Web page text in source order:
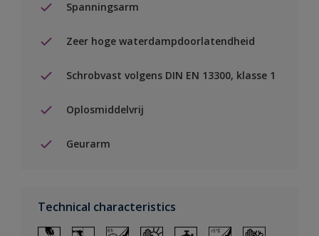
Spanningsarm
Zeer hoge waterdampdoorlatendheid
Schrobvast volgens DIN EN 13300, klasse 1
Oplosmiddelvrij
Geurarm
Technical characteristics